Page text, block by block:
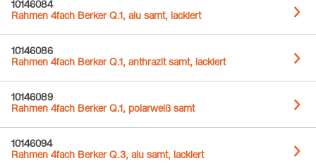
10146084
Rahmen 4fach Berker Q.1, alu samt, lackiert
10146086
Rahmen 4fach Berker Q.1, anthrazit samt, lackiert
10146089
Rahmen 4fach Berker Q.1, polarweiß samt
10146094
Rahmen 4fach Berker Q.3, alu samt, lackiert